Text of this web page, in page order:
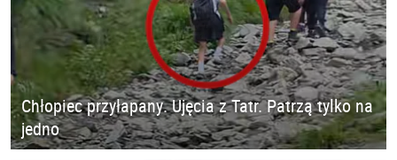
Chłopiec przyłapany. Ujęcia z Tatr. Patrzą tylko na
jedno